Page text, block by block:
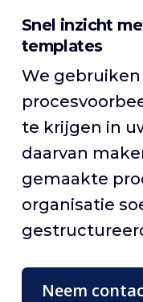
Snel inzicht
templates
We
te krijgen in
daarvan
gemaakte
organisatie
Neem